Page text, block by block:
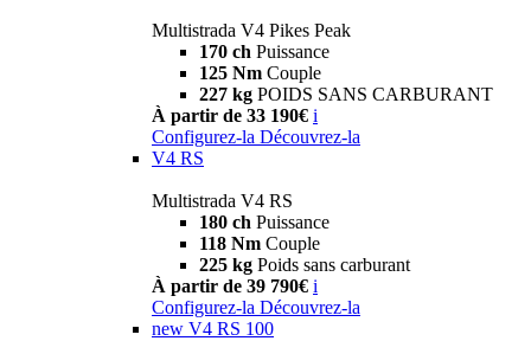
Multistrada V4 Pikes Peak
170 ch Puissance
125 Nm Couple
227 kg POIDS SANS CARBURANT
À partir de 33 190€ i
Configurez-la Découvrez-la
V4 RS
Multistrada V4 RS
180 ch Puissance
118 Nm Couple
225 kg Poids sans carburant
À partir de 39 790€ i
Configurez-la Découvrez-la
new V4 RS 100